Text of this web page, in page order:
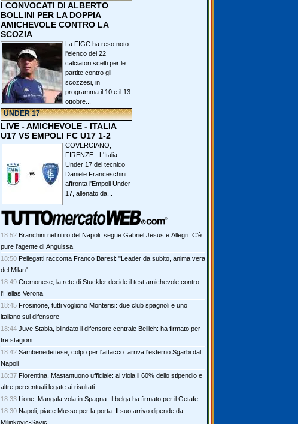
I CONVOCATI DI ALBERTO
BOLLINI PER LA DOPPIA
AMICHEVOLE CONTRO LA
SCOZIA
La FIGC ha reso noto
l'elenco dei 22
calciatori scelti per le
partite contro gli
scozzesi, in
programma il 10 e il 13
ottobre...
UNDER 17
LIVE - AMICHEVOLE - ITALIA
U17 VS EMPOLI FC U17 1-2
COVERCIANO,
FIRENZE - L'Italia
Under 17 del tecnico
Daniele Franceschini
affronta l'Empoli Under
17, allenato da...
18:52 Branchini nel ritiro del Napoli: segue Gabriel Jesus e Allegri. C'è
pure l'agente di Anguissa
18:50 Pellegatti racconta Franco Baresi: "Leader da subito, anima vera
del Milan"
18:49 Cremonese, la rete di Stuckler decide il test amichevole contro
l'Hellas Verona
18:45 Frosinone, tutti vogliono Monterisi: due club spagnoli e uno
italiano sul difensore
18:44 Juve Stabia, blindato il difensore centrale Bellich: ha firmato per
tre stagioni
18:42 Sambenedettese, colpo per l'attacco: arriva l'esterno Sgarbi dal
Napoli
18:37 Fiorentina, Mastantuono ufficiale: ai viola il 60% dello stipendio e
altre percentuali legate ai risultati
18:33 Lione, Mangala vola in Spagna. Il belga ha firmato per il Getafe
18:30 Napoli, piace Musso per la porta. Il suo arrivo dipende da
Milinkovic-Savic